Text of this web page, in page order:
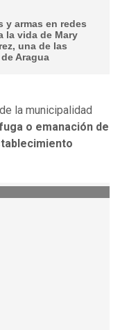
y armas en redes
la vida de Mary
una de las
Aragua
la municipalidad
o emanación de